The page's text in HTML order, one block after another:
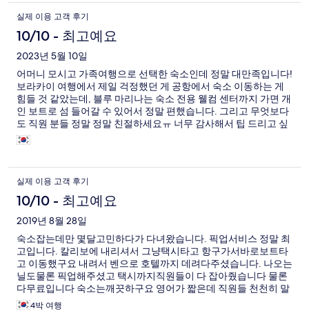
friendly and helpful in all the ways that they can. We apprecited
the breakfast that they prepared for us. It was extremely
delicious and portion are very generous. They also arranged our
transfer to our next accomodation. We are grateful to be in a
place where we felt so special and taken care of. We liked and
enjoed this place so much that we booked 2 more days later in
the week of our stay.
실제 이용 고객 후기
10/10 - 최고예요
2023년 5월 10일
어머니 모시고 가족여행으로 선택한 숙소인데 정말 대만족입니다!
보라카이 여행에서 제일 걱정했던 게 공항에서 숙소 이동하는 게
힘들 것 같았는데, 블루 마리나는 숙소 전용 웰컴 센터까지 가면 개
인 보트로 섬 들어갈 수 있어서 정말 편했습니다. 그리고 무엇보다
도 직원 분들 정말 정말 친절하세요ㅠ 너무 감사해서 팁 드리고 싶
었는데 자기가 해야할 일을 했을 뿐이라고 사양하시는 겸손함까지
ㅠ 정말 최고의 추억을 선물해주셔서 감사합니다
실제 이용 고객 후기
10/10 - 최고예요
2019년 8월 28일
숙소잡는데만 몇달고민하다가 다녀왔습니다. 픽업서비스 정말 최
고입니다. 칼리보에 내리셔서 그냥택시타고 항구가서바로보트타
고 이동했구요 내려서 벤으로 호텔까지 데려다주셨습니다. 나오는
닐도물론 픽업해주셨고 택시까지직원들이 다 잡아줬습니다 물론
다무료입니다 숙소는깨끗하구요 영어가 짧은데 직원들 천천히 말
씀해주시고 서비스 최고입니다 조식도 룸으로가져다달라고 하시
면 가져다주시고요 메인요리외에 빵종류몇가지 요거트 차 등등있
4박 여행